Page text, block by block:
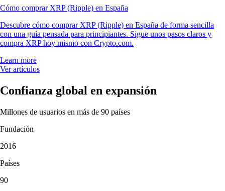
Cómo comprar XRP (Ripple) en España
Descubre cómo comprar XRP (Ripple) en España de forma sencilla
con una guía pensada para principiantes. Sigue unos pasos claros y
compra XRP hoy mismo con Crypto.com.
Learn more
Ver artículos
Confianza global en expansión
Millones de usuarios en más de 90 países
Fundación
2016
Países
90